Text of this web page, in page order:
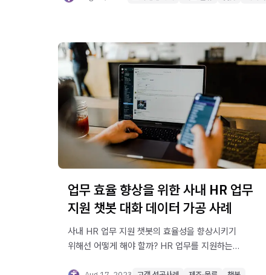
업무 효율 향상을 위한 사내 HR 업무
지원 챗봇 대화 데이터 가공 사례
사내 HR 업무 지원 챗봇의 효율성을 향상시키기
위해선 어떻게 해야 할까? HR 업무를 지원하는